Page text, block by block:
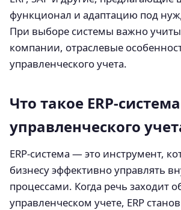
функционал и адаптацию под
При выборе системы важно
компании, отраслевые
управленческого учета.
Что такое ERP-
управленческого
ERP-система — это инструмент,
бизнесу эффективно управлять
процессами. Когда речь заходит
управленческом учете, ERP